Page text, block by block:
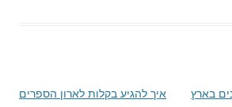
בארץ
איך להגיע בקלות לארון הספרים